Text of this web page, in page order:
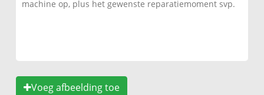
Voeg afbeelding toe